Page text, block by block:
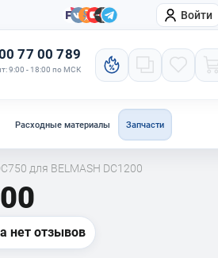
Компания Войти
77 00 789
9:00 - 18:00 по МСК
Расходные материалы Запчасти
для BELMASH DC1200
нет отзывов